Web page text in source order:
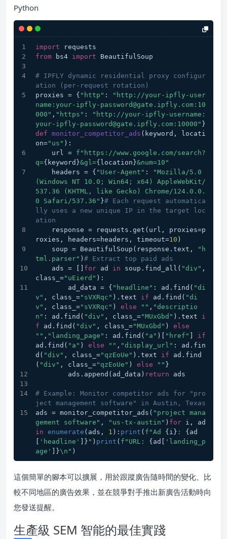
Python
import requests
from bs4 import BeautifulSoup
# IPFLY dynamic residential proxy configur
ation (per-request rotation)
proxies = { "http" :
"http://your-ipfly-user
name:your-ipfly-password@gate.ipfly.com:10
000" , "https" :
"http://your-ipfly-username:
your-ipfly-password@gate.ipfly.com:10000" }
def monitor_competitor_ads ( keyword, locati
on="us" ):
    url =
f"https://www.google.com/search?
q={keyword}&gl={location}&num=10"
    headers = {
"User-Agent" :
"Mozilla/5.0
(Windows NT 10.0; Win64; x64) AppleWebKit/
537.36 (KHTML, like Gecko) Chrome/124.0.0.
0 Safari/537.36" }# Each request automatica
lly uses a new unique IP in the target loc
ation
roxies, headers=headers, timeout=10 )
    soup = BeautifulSoup(response.text,
"h
tml.parser" ) # Extract top paid ads
    ads = []
for ad in soup.find_all( "div" ,
class_="uEierd" ):
        ad_data = {
"headline" : ad.find( "di
v" , class_="sVXRqc" ).text if ad.find( "di
v" , class_="sVXRqc" ) else "" , "descriptio
n" : ad.find( "div" , class_="MUxGbd" ).text i
f ad.find( "div" , class_="MUxGbd" ) else
"" , "landing_page" : ad.find( "a" )[ "href"
if
ad.find( "a" ) else "" , "display_url" : ad.fin
d( "div" , class_="qzEoUe" ).text if ad.find
( "div" , class_="qzEoUe" ) else "" }
        ads.append(ad_data)
return ads
# Example: Monitor competitor ads for "pro
ject management software" in Austin, Texas
ads = monitor_competitor_ads( "project mana
gement software" , "us-tx-austin" ) for
in enumerate (ads, 1 ): print ( f"Ad {i} : {ad
'headline' ]} " ) print ( f"URL: {ad[
'landing_p
age'
]}\n" )
這個簡單的腳本可以擴展，用於跟蹤廣告隨時間的變化、比
較不同地區的廣告效果，並在競爭對手推出新廣告活動時向
您發送提醒。
生產級 SEM 智能的最佳實踐